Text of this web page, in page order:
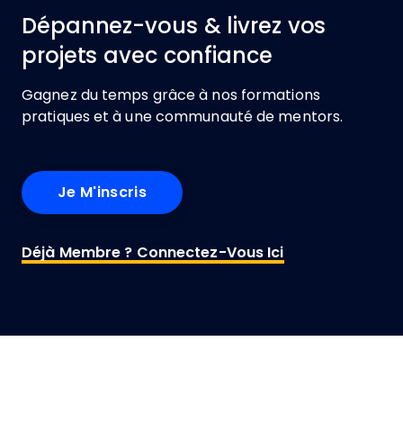
Dépannez-vous & livrez vos
projets avec confiance
Gagnez du temps grâce à nos formations
pratiques et à une communauté de mentors.
Je M'inscris
Déjà Membre ? Connectez-Vous Ici